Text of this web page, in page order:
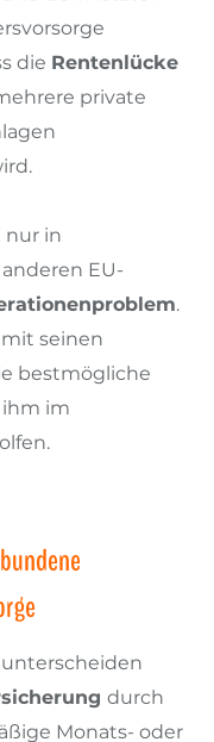
die Rentenlücke
private
nur in
EU-
.
seinen
bestmögliche
ihm im
unterscheiden
durch
Monats- oder